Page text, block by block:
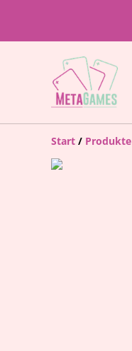
Start / Produkte